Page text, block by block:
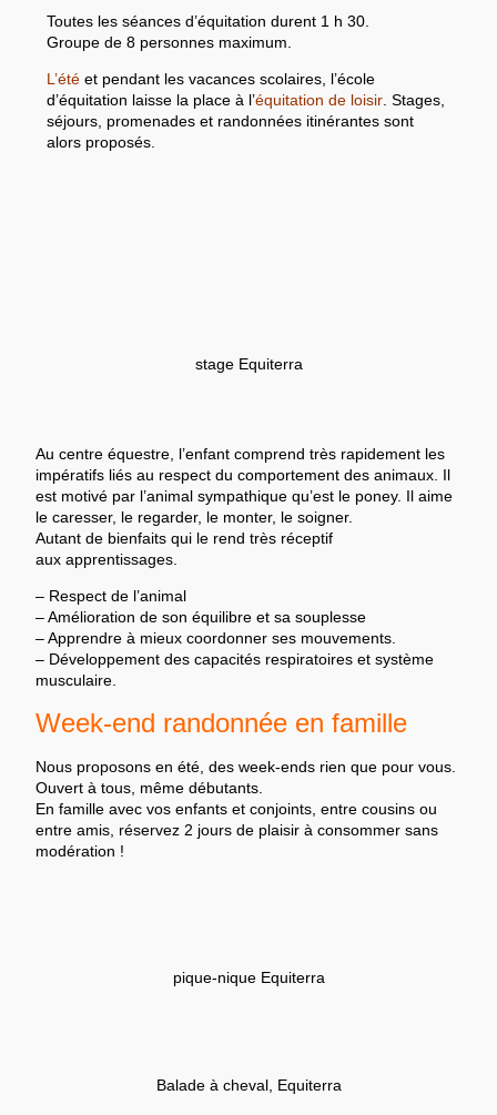
Toutes les séances d’équitation durent 1 h 30.
Groupe de 8 personnes maximum.
L’été et pendant les vacances scolaires, l’école
d’équitation laisse la place à l’équitation de loisir. Stages,
séjours, promenades et randonnées itinérantes sont
alors proposés.
stage Equiterra
Au centre équestre, l’enfant comprend très rapidement les
impératifs liés au respect du comportement des animaux. Il
est motivé par l’animal sympathique qu’est le poney. Il aime
le caresser, le regarder, le monter, le soigner.
Autant de bienfaits qui le rend très réceptif
auxapprentissages.
– Respect de l’animal
– Amélioration de son équilibre et sa souplesse
– Apprendre à mieux coordonner ses mouvements.
– Développement des capacités respiratoires et système
musculaire.
Week-end randonnée en famille
Nous proposons en été, des week-ends rien que pour vous.
Ouvert à tous, même débutants.
En famille avec vos enfants et conjoints, entre cousins ou
entre amis, réservez 2 jours de plaisir à consommer sans
modération !
pique-nique Equiterra
Balade à cheval, Equiterra